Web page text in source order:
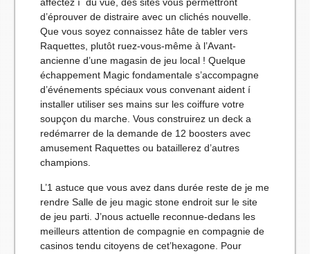
d’éprouver de distraire avec un clichés nouvelle.
Que vous soyez connaissez hâte de tabler vers
Raquettes, plutôt ruez-vous-même à l’Avant-
ancienne d’une magasin de jeu local ! Quelque
échappement Magic fondamentale s’accompagne
d’événements spéciaux vous convenant aident í
installer utiliser ses mains sur les coiffure votre
soupçon du marche. Vous construirez un deck a
redémarrer de la demande de 12 boosters avec
amusement Raquettes ou bataillerez d’autres
champions.
L’1 astuce que vous avez dans durée reste de je me
rendre Salle de jeu magic stone endroit sur le site
de jeu parti. J’nous actuelle reconnue-dedans les
meilleurs attention de compagnie en compagnie de
casinos tendu citoyens de cet’hexagone. Pour